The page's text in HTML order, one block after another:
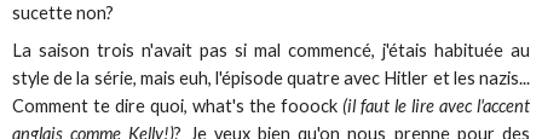
sucette non?
La saison trois n'avait pas si mal commencé, j'étais habituée au
style de la série, mais euh, l'épisode quatre avec Hitler et les nazis...
Comment te dire quoi, what's the fooock (il faut le lire avec l'accent
anglais comme Kelly!)? Je veux bien qu'on nous prenne pour des